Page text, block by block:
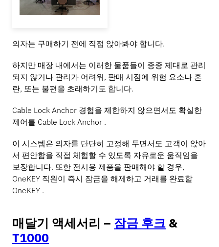
의자는 구매하기 전에 직접 앉아봐야 합니다.
하지만 매장 내에서는 이러한 물품들이 종종 제대로 관리
되지 않거나 관리가 어려워, 판매 시점에 위험 요소나 혼
란, 또는 불편을 초래하기도 합니다.
Cable Lock Anchor 경험을 제한하지 않으면서도 확실한
제어를 Cable Lock Anchor .
이 시스템은 의자를 단단히 고정해 두면서도 고객이 앉아
서 편안함을 직접 체험할 수 있도록 자유로운 움직임을
보장합니다. 또한 전시용 제품을 판매해야 할 경우,
OneKEY 직원이 즉시 잠금을 해제하고 거래를 완료할
OneKEY .
매달기 액세서리 – 잠금 후크 &
T1000